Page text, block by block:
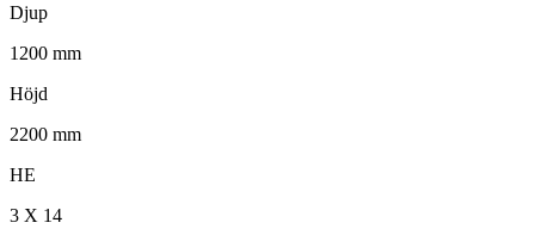
Djup
1200 mm
Höjd
2200 mm
HE
3 X 14